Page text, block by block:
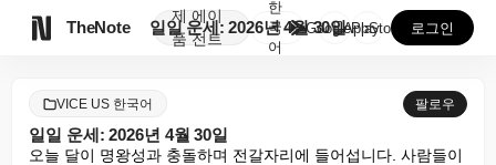
TheNote
제
품
에이
전트
일일 운세: 2026년 4월 30일
한
국
어
GooglePlay
AppStore 로그인
VICE US 한국어 팔로우
일일 운세: 2026년 4월 30일
오늘 달이 명왕성과 충돌하며 전갈자리에 들어섭니다. 사람들이